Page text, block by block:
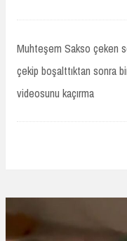
Muhteşem Sakso çeken
çekip boşalttıktan sonra
videosunu kaçırma